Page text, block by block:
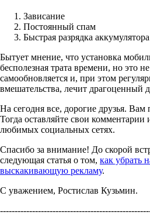
Зависание
Постоянный спам
Быстрая разрядка аккумулятора
Бытует мнение, что установка
бесполезная трата времени, но это
самообновляется и, при этом
вмешательства, лечит драгоценный
На сегодня все, дорогие друзья. Вам
Тогда оставляйте свои комментарии
любимых социальных сетях.
Спасибо за внимание! До скорой
следующая статья о том, как убрать
выскакивающую рекламу.
C уважением, Ростислав Кузьмин.